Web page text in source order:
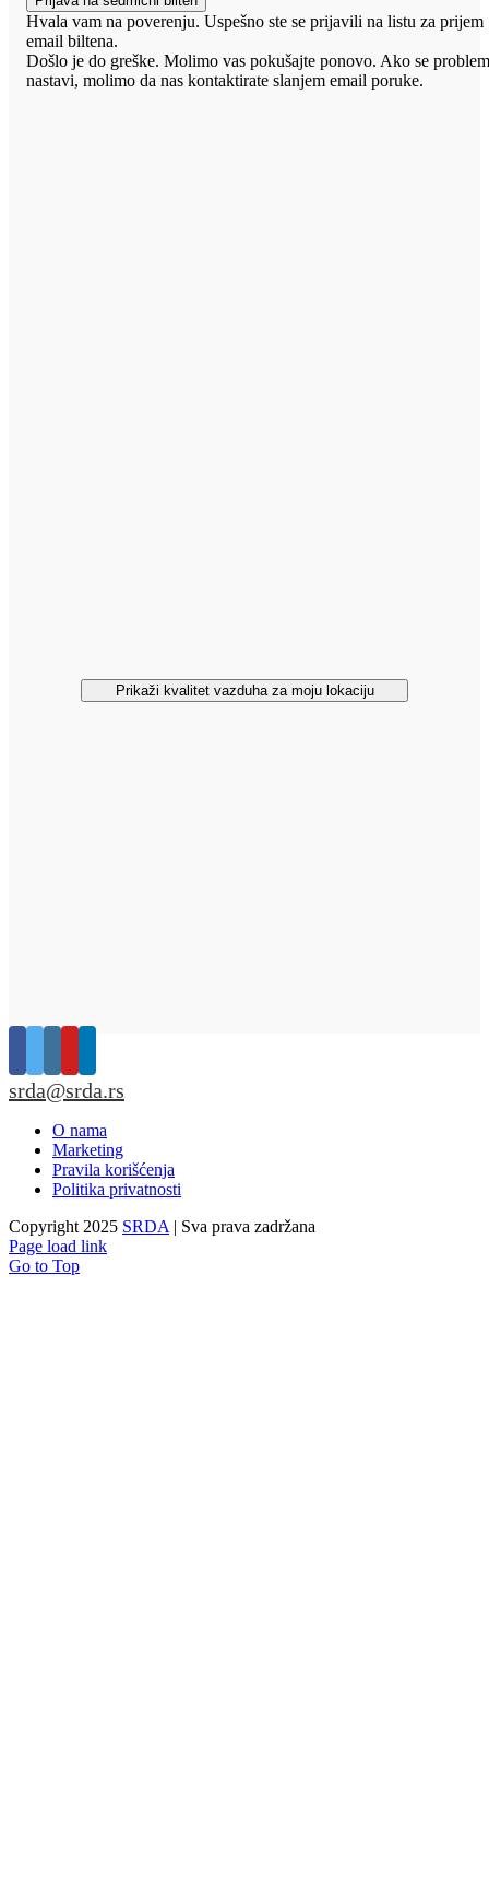
Hvala vam na poverenju. Uspešno ste se prijavili na listu za prijem
email biltena.
Došlo je do greške. Molimo vas pokušajte ponovo. Ako se
nastavi, molimo da nas kontaktirate slanjem email poruke.
Prikaži kvalitet vazduha za moju lokaciju
srda@srda.rs
O nama
Marketing
Pravila korišćenja
Politika privatnosti
Copyright 2025 SRDA | Sva prava zadržana
Page load link
Go to Top